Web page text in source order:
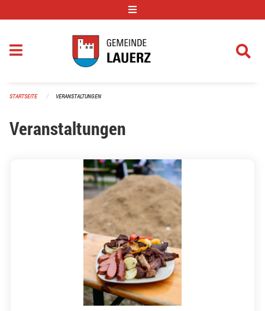
STARTSEITE VERANSTALTUNGEN
Veranstaltungen